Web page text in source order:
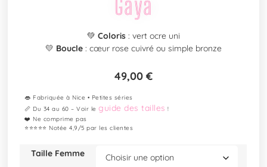
Gaya
💚 Coloris : vert ocre uni
💛 Boucle : cœur rose cuivré ou simple bronze
49,00 €
👄 Fabriquée à Nice • Petites séries
📏 Du 34 au 60 – Voir leguide des tailles !
❤️ Ne comprime pas
⭐⭐⭐⭐⭐ Notée 4,9/5 par les clientes
Taille Femme